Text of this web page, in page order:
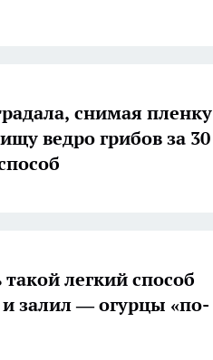
снимая пленку
ведро грибов за 30
легкий способ
и залил — огурцы «по-